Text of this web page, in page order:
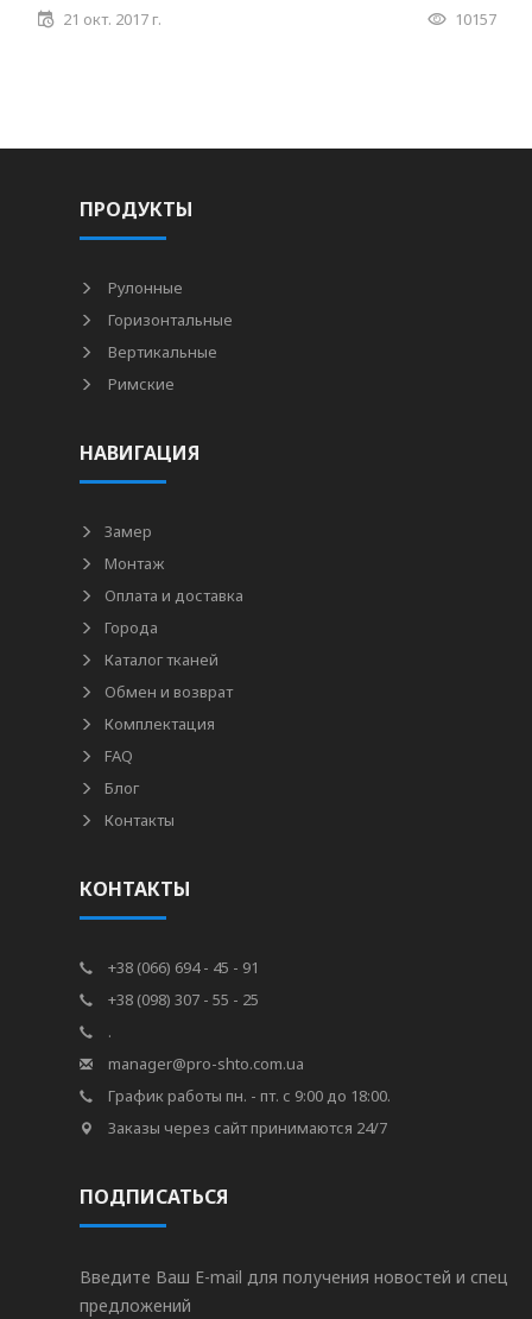
21 окт. 2017 г. 10157
ПРОДУКТЫ
Рулонные
Горизонтальные
Вертикальные
Римские
НАВИГАЦИЯ
Замер
Монтаж
Оплата и доставка
Города
Каталог тканей
Обмен и возврат
Комплектация
FAQ
Блог
Контакты
КОНТАКТЫ
+38 (066) 694 - 45 - 91
+38 (098) 307 - 55 - 25
.
manager@pro-shto.com.ua
График работы пн. - пт. с 9:00 до 18:00.
Заказы через сайт принимаются 24/7
ПОДПИСАТЬСЯ
Введите Ваш E-mail для получения новостей и спец
предложений